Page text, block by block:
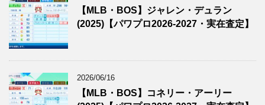
【MLB・BOS】ジャレン・デュラン
(2025)【パワプロ2026-2027・実在査定】
2026/06/16
【MLB・BOS】コネリー・アーリー